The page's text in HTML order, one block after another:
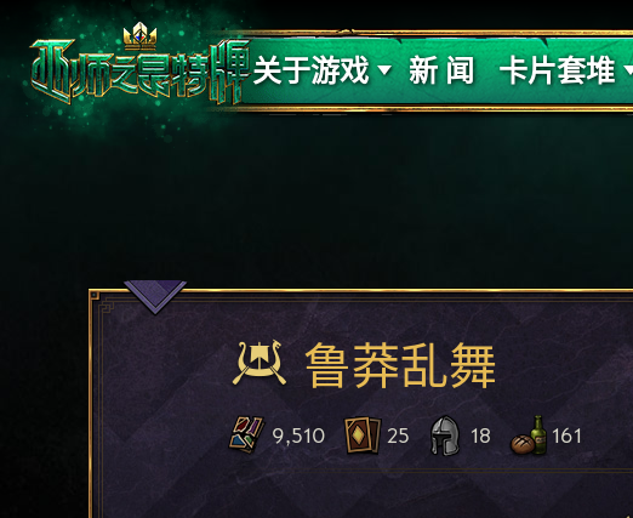
关于游戏
支持
新 闻 卡片套堆
力量的代价
鲁莽乱舞
9,510 25 18 161